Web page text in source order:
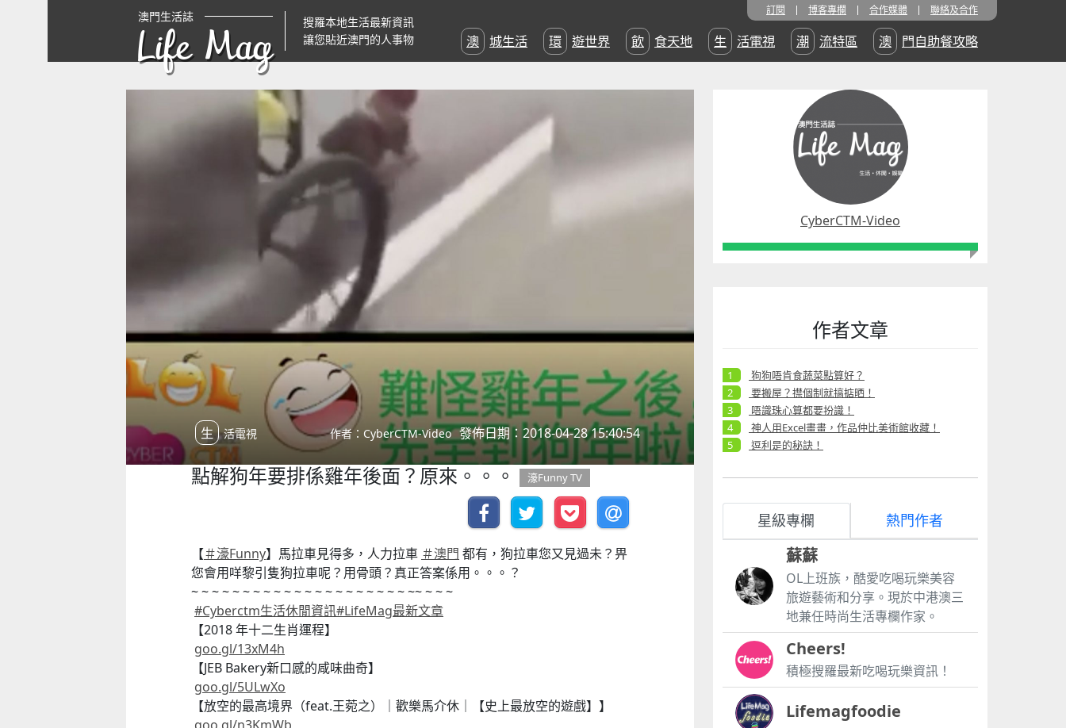
澳門生活誌
Life Mag
搜羅本地生活最新資訊
讓您貼近澳門的人事物
訂閱 博客專欄 合作媒體 聯絡及合作
澳城生活 環遊世界 飲食天地 生活電視 潮流特區 澳門自助餐攻略
生活電視 作者：CyberCTM-Video 發佈日期：2018-04-28 15:40:54
點解狗年要排係雞年後面？原來。。。 濠Funny TV
【＃濠Funny】馬拉車見得多，人力拉車 ＃澳門 都有，狗拉車您又見過未？畀
您會用咩黎引隻狗拉車呢？用骨頭？真正答案係用。。。 ？
~ ~ ~ ~ ~ ~ ~ ~ ~ ~ ~ ~ ~ ~ ~ ~ ~ ~ ~ ~ ~ ~~ ~ ~ ~
#Cyberctm生活休閒資訊#LifeMag最新文章
【2018 年十二生肖運程】
goo.gl/13xM4h
【JEB Bakery新口感的咸味曲奇】
goo.gl/5ULwXo
【放空的最高境界（feat.王菀之）｜歡樂馬介休｜【史上最放空的遊戲】】
CyberCTM-Video
作者文章
狗狗唔肯食蔬菜點算好？
要搬屋？㩒個制就搞掂晒！
唔識珠心算都要扮識！
神人用Excel畫畫，作品仲比美術館收藏！
逗利是的秘訣！
星級專欄 熱門作者
蘇蘇
OL上班族，酷愛吃喝玩樂美容
旅遊藝術和分享。現於中港澳三
地兼任時尚生活專欄作家。
Cheers!
積極搜羅最新吃喝玩樂資訊！
Lifemagfoodie